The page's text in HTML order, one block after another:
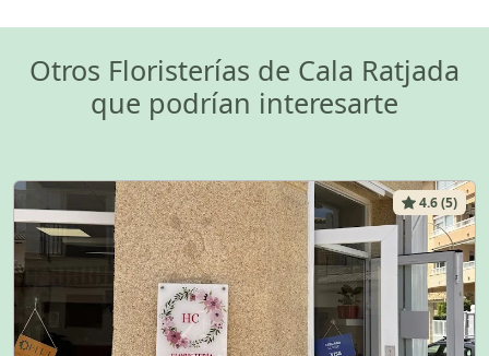
Otros Floristerías de Cala Ratjada
que podrían interesarte
4.6 (5)